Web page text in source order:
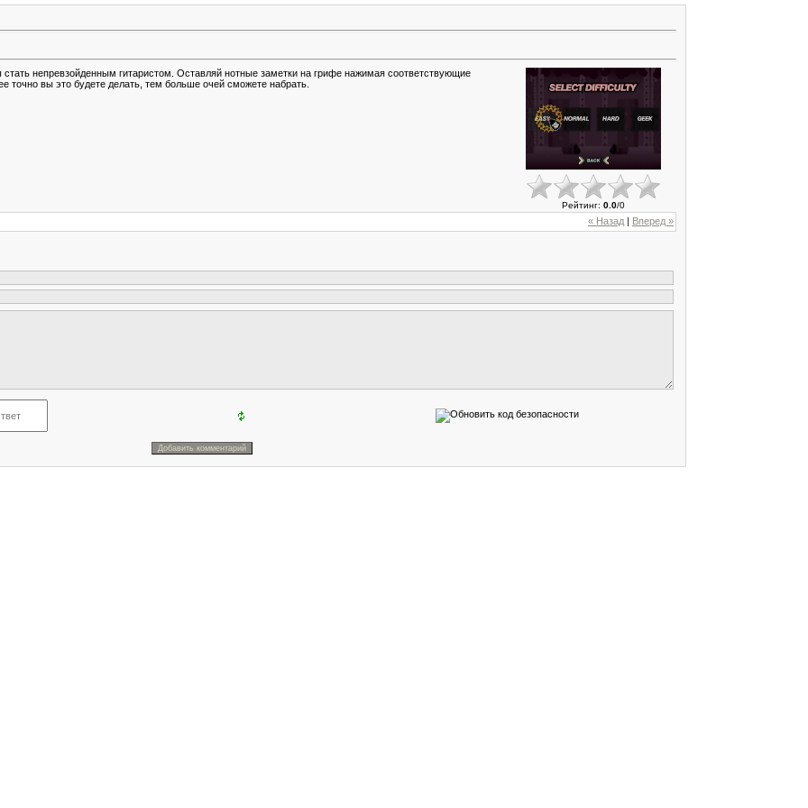
непревзойденным гитаристом. Оставляй нотные заметки на грифе нажимая соответствующие
точно вы это будете делать, тем больше очей сможете набрать.
Рейтинг: 0.0/0
« Назад Вперед »